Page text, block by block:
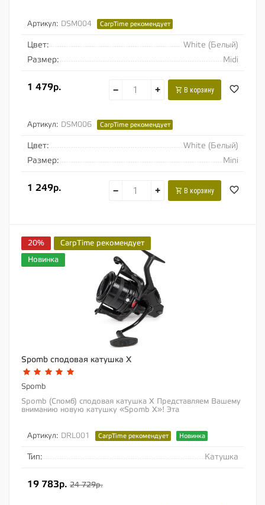
Артикул: DSM004 CarpTime рекомендует
Цвет:
White (Белый)
Размер:
Midi
1 479р. − + В корзину
Артикул: DSM006 CarpTime рекомендует
Цвет:
White (Белый)
Размер:
Mini
1 249р. − + В корзину
20%
CarpTime рекомендует
Новинка
Spomb сподовая катушка X
Spomb
Spomb (Спомб) сподовая катушка X Представляем Вашему
вниманию новую катушку «Spomb X»! Эта
Артикул: DRL001 CarpTime рекомендует Новинка
Тип: Катушка
19 783р. 24 729р.